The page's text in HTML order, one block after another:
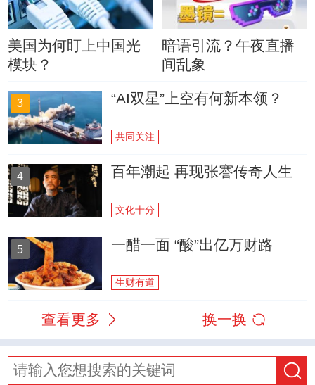
美国为何盯上中国光
模块？
暗语引流？午夜直播
间乱象
3 “AI双星”上空有何新本领？
共同关注
4 百年潮起 再现张謇传奇人生
文化十分
5 一醋一面 “酸”出亿万财路
生财有道
查看更多 换一换